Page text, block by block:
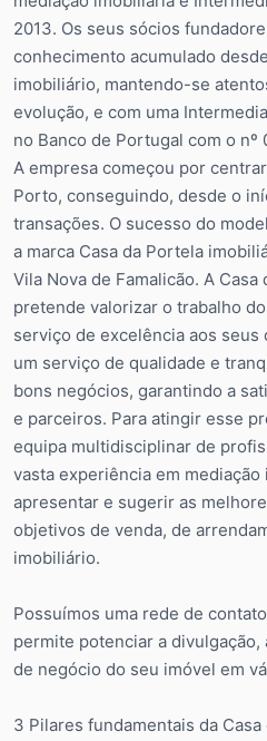
2013. Os seus sócios
conhecimento acumulado
imobiliário, mantendo-se
evolução, e com uma
no Banco de Portugal com o nº
A empresa começou por
Porto, conseguindo, desde o
transações. O sucesso do
a marca Casa da Portela
Vila Nova de Famalicão. A
pretende valorizar o trabalho
serviço de excelência aos
um serviço de qualidade e
bons negócios, garantindo a
e parceiros. Para atingir esse
equipa multidisciplinar de
vasta experiência em
apresentar e sugerir as
objetivos de venda, de
imobiliário.
Possuímos uma rede de
permite potenciar a divulgação,
de negócio do seu imóvel em
3 Pilares fundamentais da Casa